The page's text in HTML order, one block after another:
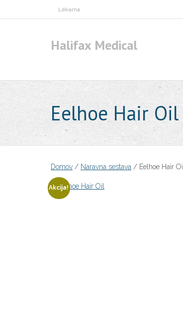
to
Lekarna
Halifax Medical
Eelhoe Hair Oil
Domov / Naravna sestava / Eelhoe Hair Oil
Akcija!